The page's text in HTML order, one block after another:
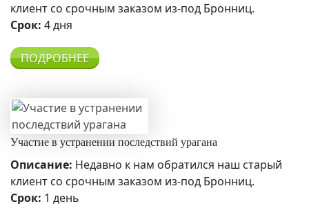
клиент со срочным заказом из-под Бронниц.
Срок: 4 дня
ПОДРОБНЕЕ
Участие в устранении последствий урагана
Описание: Недавно к нам обратился наш старый
клиент со срочным заказом из-под Бронниц.
Срок: 1 день